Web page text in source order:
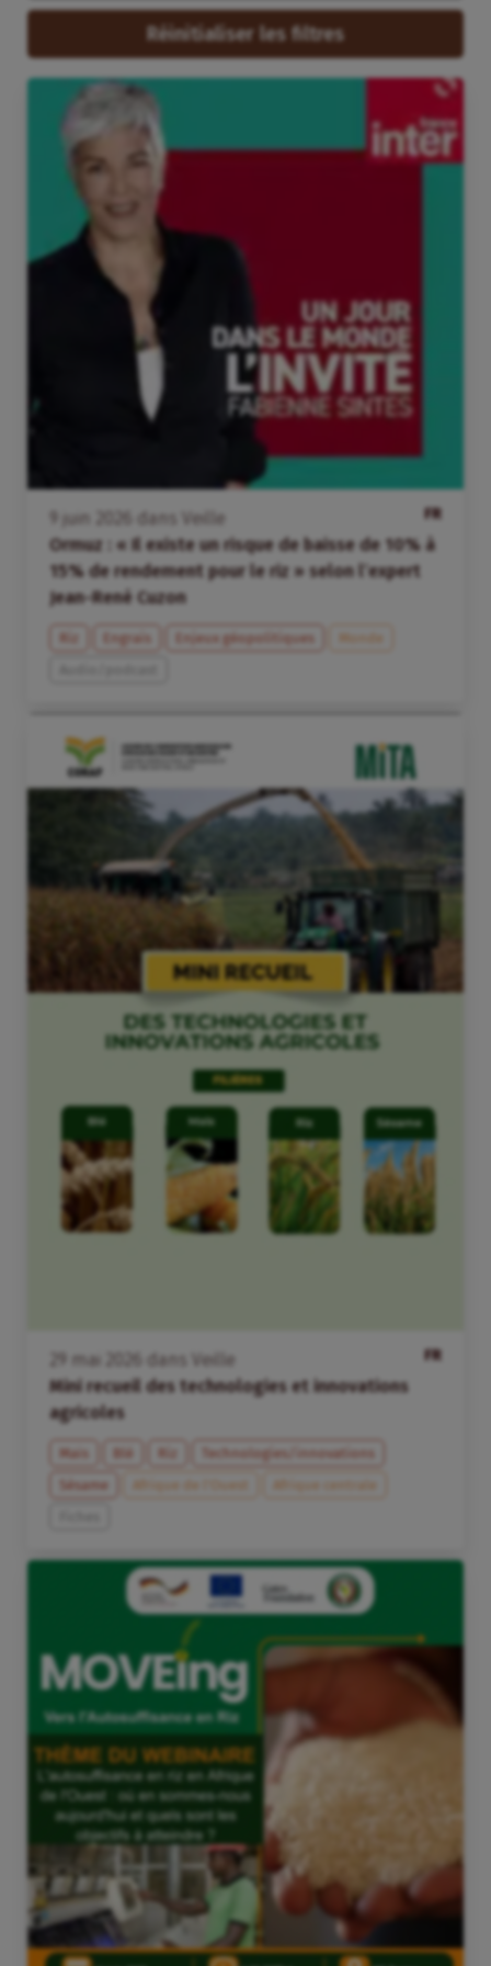
Réinitialiser les filtres
FR
juin dans
Veille
Ormuz : « Il existe un risque de baisse de 10% à
15% de rendement pour le riz » selon l’expert
Jean-René Cuzon
Engrais Enjeux géopolitiques
Monde
FR
mai dans
Veille
Mini recueil des technologies et innovations
agricoles
Maïs Blé Riz
Technologies/innovations
Sésame
Afrique de l’Ouest
Afrique centrale